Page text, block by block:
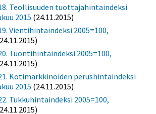
Teollisuuden tuottajahintaindeksi
2015 (24.11.2015)
Vientihintaindeksi 2005=100,
Tuontihintaindeksi 2005=100,
Kotimarkkinoiden perushintaindeksi
2015 (24.11.2015)
Tukkuhintaindeksi 2005=100,